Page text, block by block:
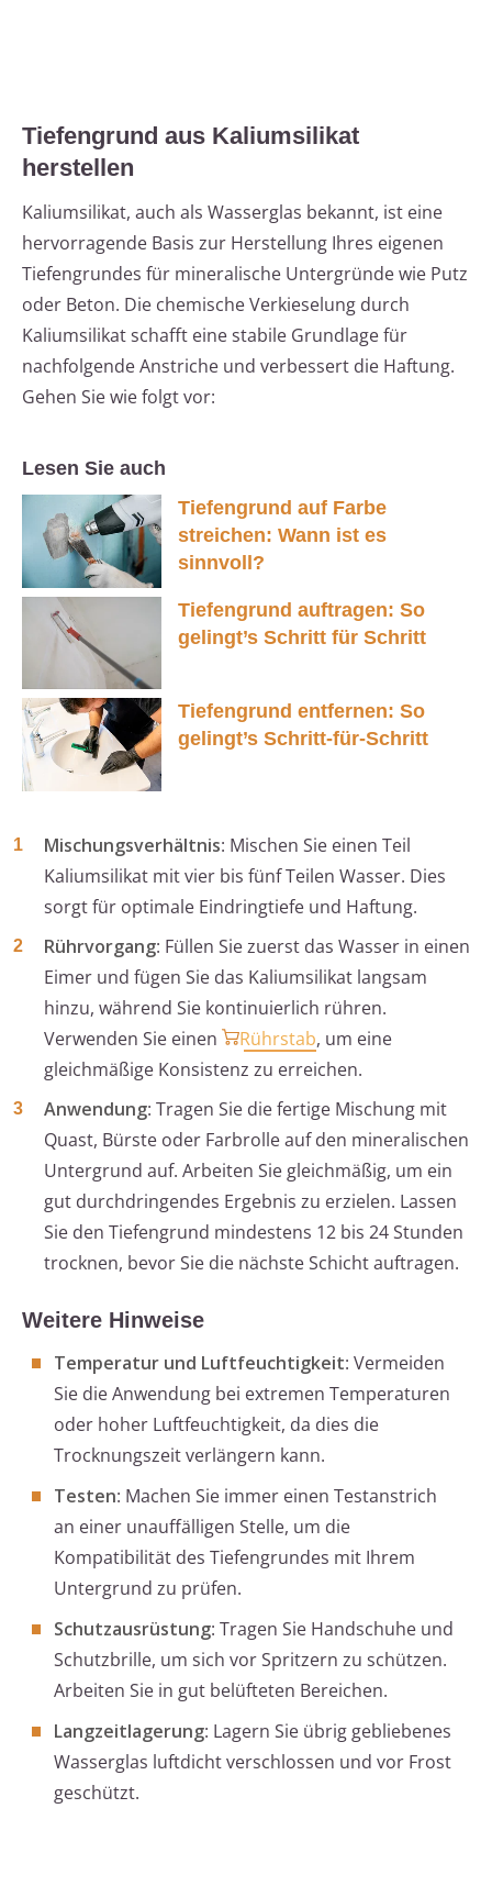
Tiefengrund aus Kaliumsilikat
herstellen
Kaliumsilikat, auch als Wasserglas bekannt, ist eine
hervorragende Basis zur Herstellung Ihres eigenen
Tiefengrundes für mineralische Untergründe wie Putz
oder Beton. Die chemische Verkieselung durch
Kaliumsilikat schafft eine stabile Grundlage für
nachfolgende Anstriche und verbessert die Haftung.
Gehen Sie wie folgt vor:
Lesen Sie auch
Tiefengrund auf Farbe
streichen: Wann ist es
sinnvoll?
Tiefengrund auftragen: So
gelingt’s Schritt für Schritt
Tiefengrund entfernen: So
gelingt’s Schritt-für-Schritt
Mischungsverhältnis: Mischen Sie einen Teil
Kaliumsilikat mit vier bis fünf Teilen Wasser. Dies
sorgt für optimale Eindringtiefe und Haftung.
Rührvorgang: Füllen Sie zuerst das Wasser in einen
Eimer und fügen Sie das Kaliumsilikat langsam
hinzu, während Sie kontinuierlich rühren.
Verwenden Sie einen
Rührstab, um eine
gleichmäßige Konsistenz zu erreichen.
Anwendung: Tragen Sie die fertige Mischung mit
Quast, Bürste oder Farbrolle auf den mineralischen
Untergrund auf. Arbeiten Sie gleichmäßig, um ein
gut durchdringendes Ergebnis zu erzielen. Lassen
Sie den Tiefengrund mindestens 12 bis 24 Stunden
trocknen, bevor Sie die nächste Schicht auftragen.
Weitere Hinweise
Temperatur und Luftfeuchtigkeit: Vermeiden
Sie die Anwendung bei extremen Temperaturen
oder hoher Luftfeuchtigkeit, da dies die
Trocknungszeit verlängern kann.
Testen: Machen Sie immer einen Testanstrich
an einer unauffälligen Stelle, um die
Kompatibilität des Tiefengrundes mit Ihrem
Untergrund zu prüfen.
Schutzausrüstung: Tragen Sie Handschuhe und
Schutzbrille, um sich vor Spritzern zu schützen.
Arbeiten Sie in gut belüfteten Bereichen.
Langzeitlagerung: Lagern Sie übrig gebliebenes
Wasserglas luftdicht verschlossen und vor Frost
geschützt.